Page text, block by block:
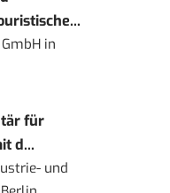
in
für
d...
und